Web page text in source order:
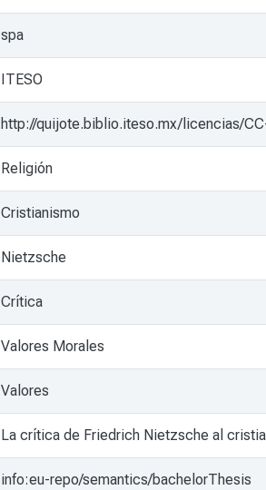
spa
ITESO
http://quijote.biblio.iteso.mx/licencias/
Religión
Cristianismo
Nietzsche
Crítica
Valores Morales
Valores
La crítica de Friedrich Nietzsche al
info:eu-repo/semantics/bachelorThesis